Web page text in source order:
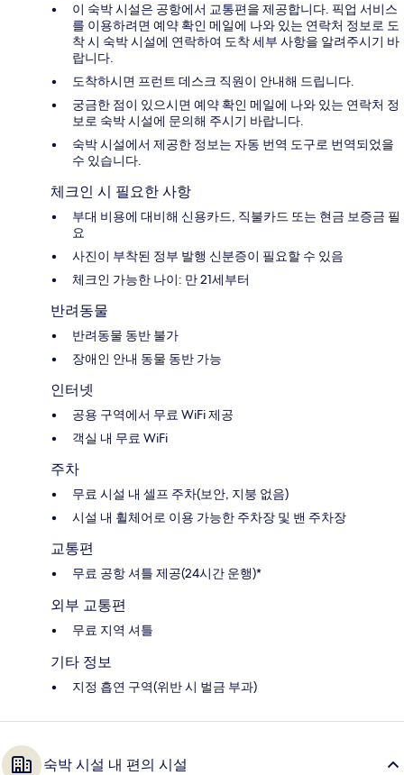
이 숙박 시설은 공항에서 교통편을 제공합니다. 픽업 서비스
를 이용하려면 예약 확인 메일에 나와 있는 연락처 정보로 도
착 시 숙박 시설에 연락하여 도착 세부 사항을 알려주시기 바
랍니다.
도착하시면 프런트 데스크 직원이 안내해 드립니다.
궁금한 점이 있으시면 예약 확인 메일에 나와 있는 연락처 정
보로 숙박 시설에 문의해 주시기 바랍니다.
숙박 시설에서 제공한 정보는 자동 번역 도구로 번역되었을
수 있습니다.
체크인 시 필요한 사항
부대 비용에 대비해 신용카드, 직불카드 또는 현금 보증금 필
요
사진이 부착된 정부 발행 신분증이 필요할 수 있음
체크인 가능한 나이: 만 21세부터
반려동물
반려동물 동반 불가
장애인 안내 동물 동반 가능
인터넷
공용 구역에서 무료 WiFi 제공
객실 내 무료 WiFi
주차
무료 시설 내 셀프 주차(보안, 지붕 없음)
시설 내 휠체어로 이용 가능한 주차장 및 밴 주차장
교통편
무료 공항 셔틀 제공(24시간 운행)*
외부 교통편
무료 지역 셔틀
기타 정보
지정 흡연 구역(위반 시 벌금 부과)
숙박 시설 내 편의 시설